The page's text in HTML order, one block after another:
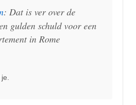
: Dat is ver over de
gulden schuld voor een
in Rome